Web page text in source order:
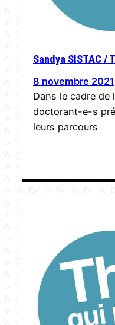
Sandya SISTAC /
8 novembre 2021
Dans le cadre de
doctorant-e-s
leurs parcours